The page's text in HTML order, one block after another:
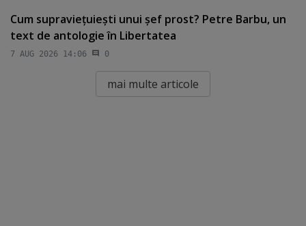
Cum supravieţuieşti unui şef prost? Petre Barbu, un
text de antologie în Libertatea
7 AUG 2026 14:06 0
mai multe articole